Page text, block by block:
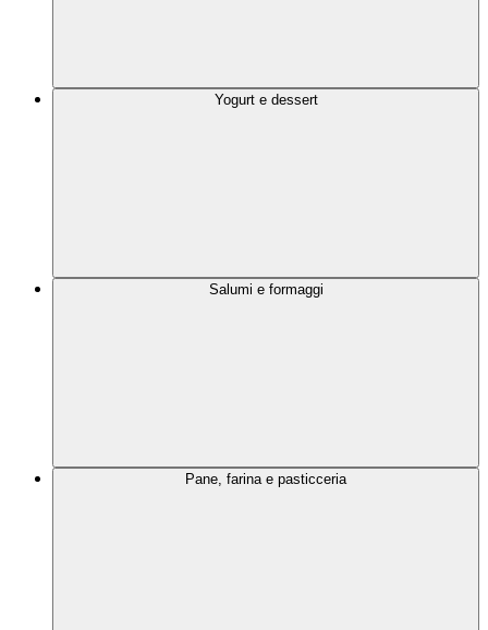
Yogurt e dessert
Salumi e formaggi
Pane, farina e pasticceria